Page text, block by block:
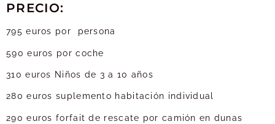
PRECIO:
795 euros por persona
590 euros por coche
310 euros Niños de 3 a 10 años
280 euros suplemento habitación individual
290 euros forfait de rescate por camión en dunas